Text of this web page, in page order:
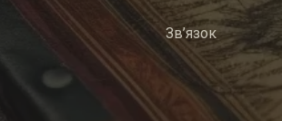
Зв’язок